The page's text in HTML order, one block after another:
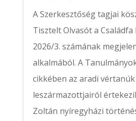
A Szerkesztőség tagjai
Tisztelt Olvasót a Családfa
2026/3. számának
alkalmából. A
cikkében az aradi vértanúk
leszármazottjairól
Zoltán nyíregyházi